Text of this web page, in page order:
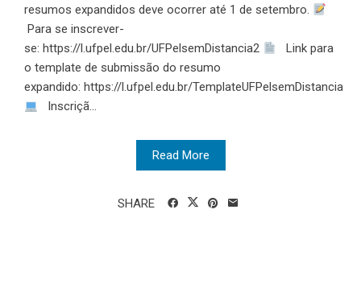
resumos expandidos deve ocorrer até 1 de setembro.
Para se inscrever-
se: https://l.ufpel.edu.br/UFPelsemDistancia2
Link para
o template de submissão do resumo
expandido: https://l.ufpel.edu.br/TemplateUFPelsemDistancia
Inscriçã...
Read More
SHARE